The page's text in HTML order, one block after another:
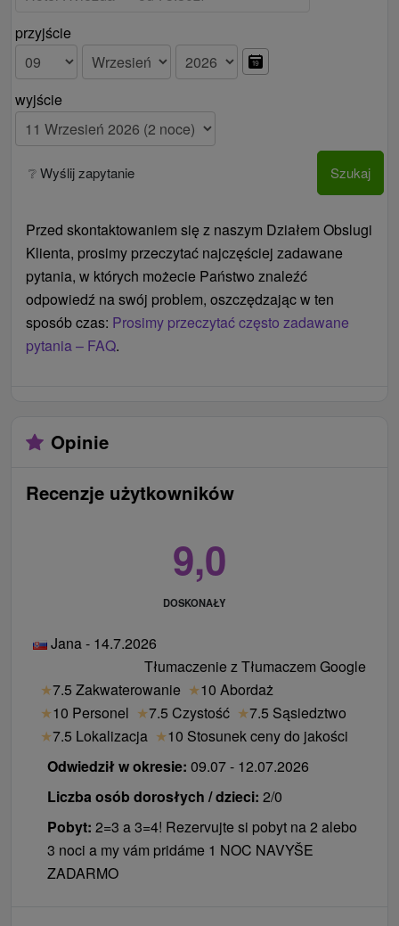
Możliwość przedłużenia pobytu z obiadokolacją i
nieograniczonym dostępem do basenu w
specjalnej cenie.
przyjście
wyjście
❔ Wyślij zapytanie Szukaj
Przed skontaktowaniem się z naszym Działem Obslugi
Klienta, prosimy przeczytać najczęściej zadawane
pytania, w których możecie Państwo znaleźć
odpowiedź na swój problem, oszczędzając w ten
sposób czas: Prosimy przeczytać często zadawane
pytania – FAQ.
Opinie
Recenzje użytkowników
9,0
DOSKONAŁY
Jana - 14.7.2026
Tłumaczenie z Tłumaczem Google
★7.5 Zakwaterowanie ★10 Abordaż
★10 Personel ★7.5 Czystość ★7.5 Sąsiedztwo
★7.5 Lokalizacja ★10 Stosunek ceny do jakości
Odwiedził w okresie: 09.07 - 12.07.2026
Liczba osób dorosłych / dzieci: 2/0
Pobyt: 2=3 a 3=4! Rezervujte si pobyt na 2 alebo
3 noci a my vám pridáme 1 NOC NAVYŠE
ZADARMO